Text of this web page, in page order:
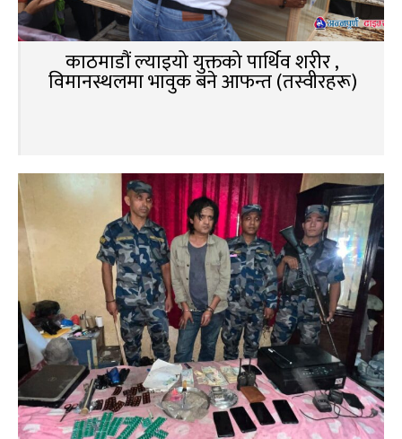
काठमाडौं ल्याइयो युक्तको पार्थिव शरीर ,
विमानस्थलमा भावुक बने आफन्त (तस्वीरहरू)